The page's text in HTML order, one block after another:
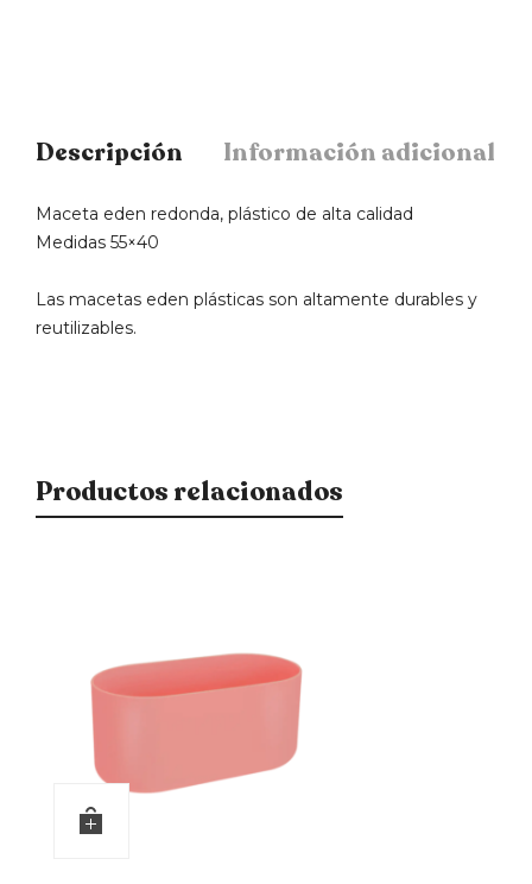
Descripción Información adicional
Maceta eden redonda, plástico de alta calidad
Medidas 55×40
Las macetas eden plásticas son altamente durables y
reutilizables.
Productos relacionados